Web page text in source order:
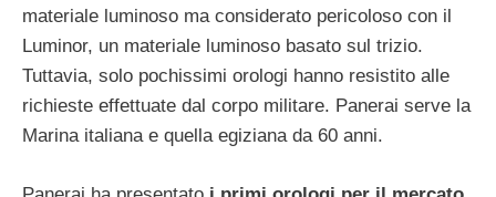
materiale luminoso ma considerato pericoloso con il
Luminor, un materiale luminoso basato sul trizio.
Tuttavia, solo pochissimi orologi hanno resistito alle
richieste effettuate dal corpo militare. Panerai serve la
Marina italiana e quella egiziana da 60 anni.